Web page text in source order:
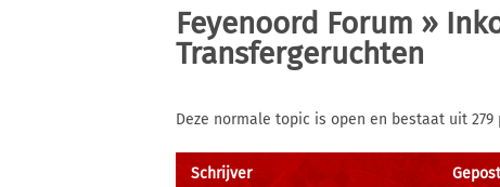
Feyenoord Forum »
Transfergeruchten
Deze normale topic is open en bestaat uit 279
Schrijver